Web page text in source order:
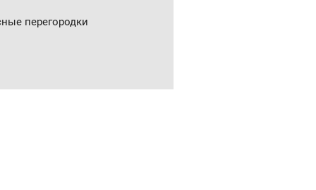
перегородки